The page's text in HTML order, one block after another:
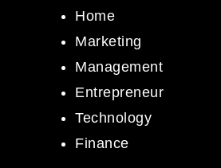
Home
Marketing
Management
Entrepreneur
Technology
Finance